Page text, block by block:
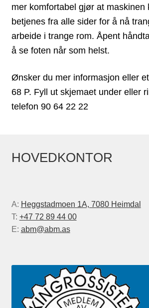
mer komfortabel gjør at maskinen
betjenes fra alle sider for å nå
arbeide i trange rom. Åpent
å se foten når som helst.
Ønsker du mer informasjon eller
68 P. Fyll ut skjemaet under eller
telefon 90 64 22 22
HOVEDKONTOR
A: Heggstadmoen 1A, 7080 Heimdal
T: +47 72 89 44 00
E: abm@abm.as